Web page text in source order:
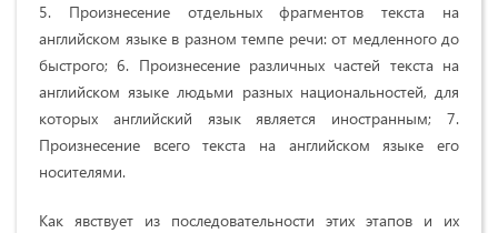
5. Произнесение отдельных фрагментов текста на
английском языке в разном темпе речи: от медленного до
быстрого; 6. Произнесение различных частей текста на
английском языке людьми разных национальностей, для
которых английский язык является иностранным; 7.
Произнесение всего текста на английском языке его
носителями.
Как явствует из последовательности этих этапов и их